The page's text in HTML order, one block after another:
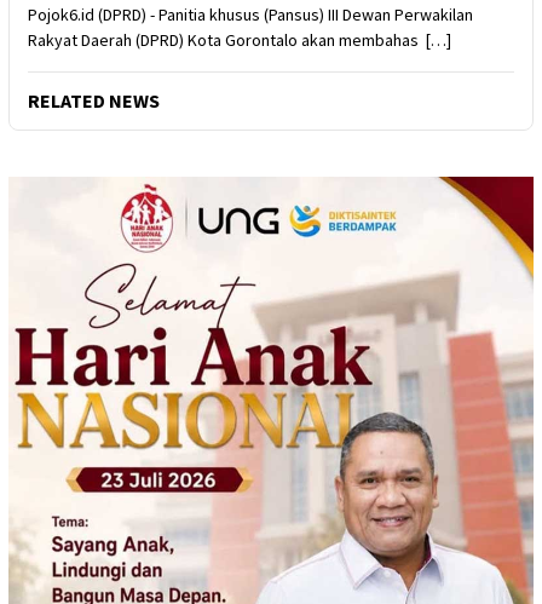
Pojok6.id (DPRD) - Panitia khusus (Pansus) III Dewan Perwakilan
Rakyat Daerah (DPRD) Kota Gorontalo akan membahas […]
RELATED NEWS